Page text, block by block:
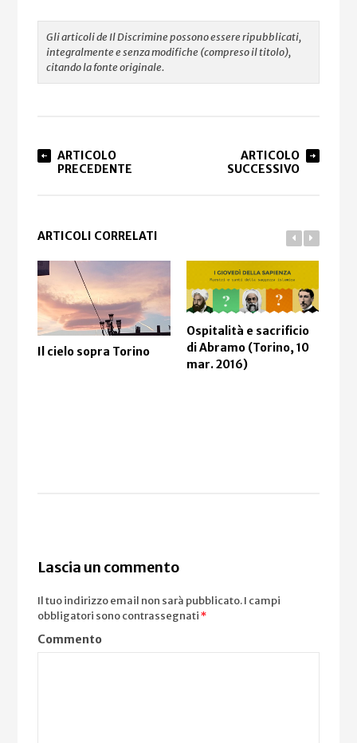
Gli articoli de Il Discrimine possono essere ripubblicati,
integralmente e senza modifiche (compreso il titolo),
citando la fonte originale.
ARTICOLO
PRECEDENTE
ARTICOLO
SUCCESSIVO
ARTICOLI CORRELATI
Il cielo sopra Torino
Ospitalità e sacrificio
di Abramo (Torino, 10
mar. 2016)
Lascia un commento
Il tuo indirizzo email non sarà pubblicato.I campi
obbligatori sono contrassegnati*
Commento